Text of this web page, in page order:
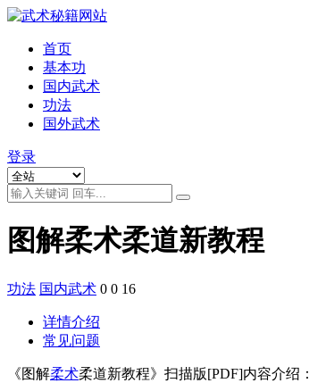
首页
基本功
国内武术
功法
国外武术
登录
图解柔术柔道新教程
功法 国内武术 0 0 16
详情介绍
常见问题
《图解柔术柔道新教程》扫描版[PDF]内容介绍：